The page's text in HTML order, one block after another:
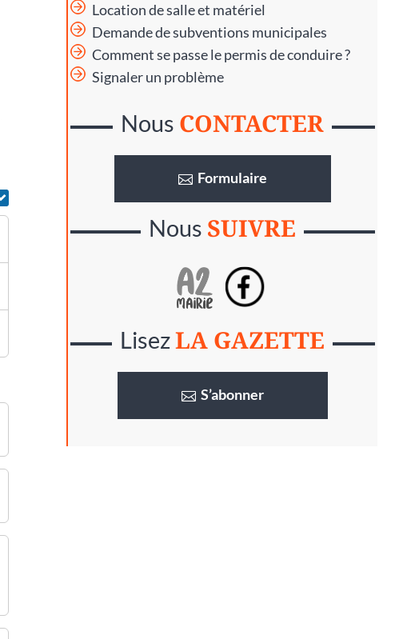
Location de salle et matériel
Demande de subventions municipales
Comment se passe le permis de conduire ?
Signaler un problème
Nous CONTACTER
Formulaire
Nous SUIVRE
LisezLA GAZETTE
S’abonner